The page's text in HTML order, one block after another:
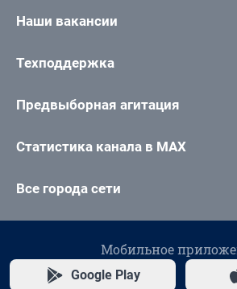
Наши вакансии
Техподдержка
Предвыборная агитация
Статистика канала в MAX
Все города сети
Мобильное
Google Play